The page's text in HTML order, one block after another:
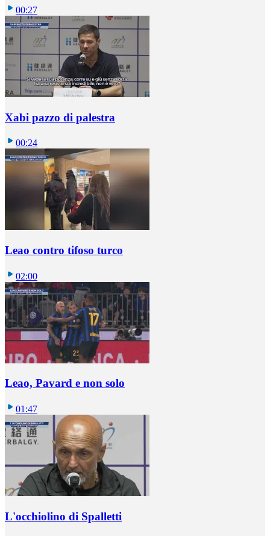
00:27
Xabi pazzo di palestra
00:24
Leao contro tifoso turco
02:00
Leao, Pavard e non solo
01:47
L'occhiolino di Spalletti